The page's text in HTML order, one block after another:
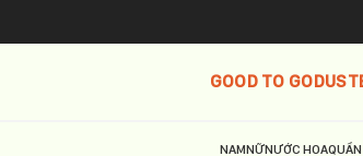
GOOD TO GO
NAMNỮNƯỚC HOAQUẦN